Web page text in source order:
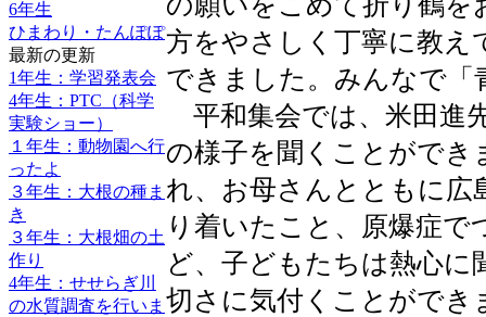
6年生
ひまわり・たんぽぽ
最新の更新
1年生：学習発表会
4年生：PTC（科学
実験ショー）
１年生：動物園へ行
ったよ
３年生：大根の種ま
き
３年生：大根畑の土
作り
4年生：せせらぎ川
の水質調査を行いま
方をやさしく丁寧に教え
できました。みんなで「
平和集会では、米田進
の様子を聞くことができ
れ、お母さんとともに広
り着いたこと、原爆症
ど、子どもたちは熱心に
切さに気付くことができ